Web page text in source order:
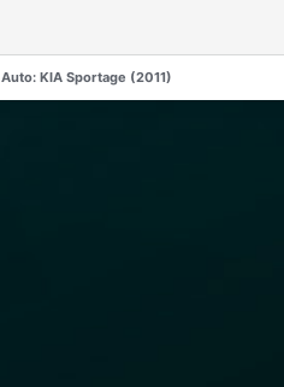
Auto: KIA Sportage (2011)